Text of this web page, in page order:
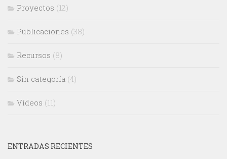
Proyectos (12)
Publicaciones (38)
Recursos (8)
Sin categoría (4)
Vídeos (11)
ENTRADAS RECIENTES